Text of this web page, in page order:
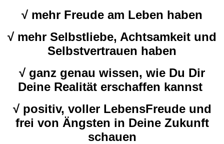
√ mehr Freude am Leben haben
√ mehr Selbstliebe, Achtsamkeit und
Selbstvertrauen haben
√ ganz genau wissen, wie Du Dir
Deine Realität erschaffen kannst
√ positiv, voller LebensFreude und
frei von Ängsten in Deine Zukunft
schauen